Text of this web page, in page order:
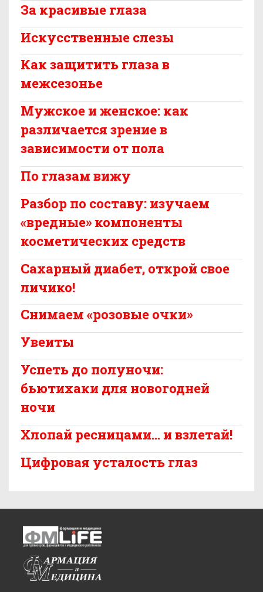
За красивые глаза
Искусственные слезы
Как защитить глаза в
межсезонье
Мужское и женское: как
различается зрение в
зависимости от пола
По глазам вижу
Разбор по составу: изучаем
«вредные» компоненты
косметических средств
Сахарный диабет, открой свое
личико!
Снимаем «розовые очки»
Увеиты
Успеть до полуночи:
бьютихаки для новогодней
ночи
Хлопай ресницами... и взлетай!
Цифровая усталость глаз